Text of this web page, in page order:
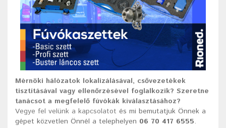
Mérnöki hálózatok lokalizálásával, csővezetékek
tisztításával vagy ellenőrzésével foglalkozik? Szeretne
tanácsot a megfelelő fúvókák kiválasztásához?
Vegye fel velünk a kapcsolatot és mi bemutatjuk Önnek a
gépet közvetlen Önnél a telephelyen 06 70 417 6555.